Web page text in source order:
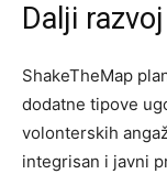
Dalji
ShakeTheMap
dodatne tipove
volonterskih
integrisan i javni